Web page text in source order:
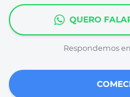
QUERO
Respondemos